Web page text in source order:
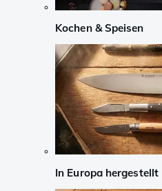
Kochen & Speisen
In Europa hergestellt